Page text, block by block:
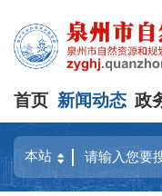
首页 新闻动态 政